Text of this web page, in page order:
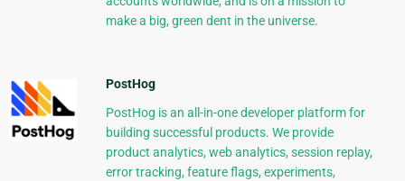
make a big, green dent in the universe.
PostHog
PostHog is an all-in-one developer platform for
building successful products. We provide
product analytics, web analytics, session replay,
error tracking, feature flags, experiments,